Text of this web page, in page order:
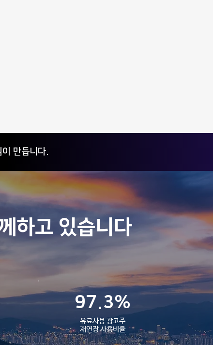
월 보라웨어 솔루션 업데
내
만듭니다.
하고 있습니다
97.3%
유료사용 광고주
​재연장 사용비율